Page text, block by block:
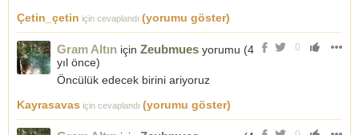
Çetin_çetin için cevaplandı (yorumu göster)
0
Gram Altın için Zeubmues yorumu (4
yıl önce)
Öncülük edecek birini ariyoruz
Kayrasavas için cevaplandı (yorumu göster)